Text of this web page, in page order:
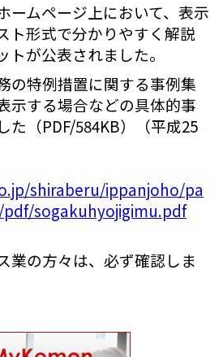
ームページ上において、表示
ト形式で分かりやすく解説
トが公表されました。
特例措置に関する事例集
示する場合などの具体的事
た（PDF/584KB）（平成25
shiraberu/ippanjoho/pa
sogakuhyojigimu.pdf
業の方々は、必ず確認しま